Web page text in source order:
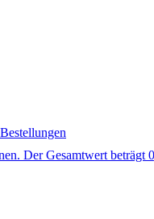
Bestellungen
Der Gesamtwert beträgt